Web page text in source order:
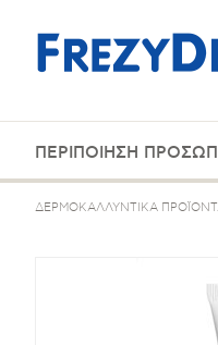
ΠΕΡΙΠΟΙΗΣΗ
ΔΕΡΜΟΚΑΛΛΥΝΤΙΚΑ